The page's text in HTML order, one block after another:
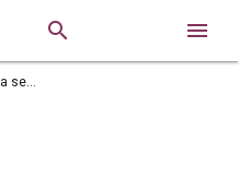
 
Dos finales en una semana